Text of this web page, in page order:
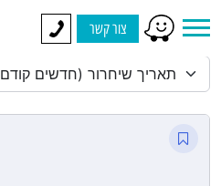
צור קשר
תאריך שיחרור (חדשים